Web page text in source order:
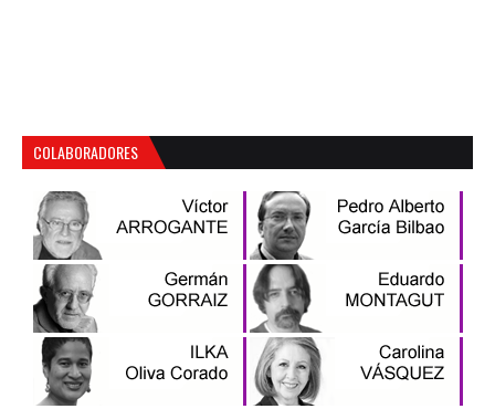
COLABORADORES